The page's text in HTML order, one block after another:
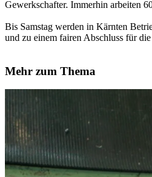
Gewerkschafter. Immerhin arbeiten
Bis Samstag werden in Kärnten
und zu einem fairen Abschluss für
Mehr zum Thema